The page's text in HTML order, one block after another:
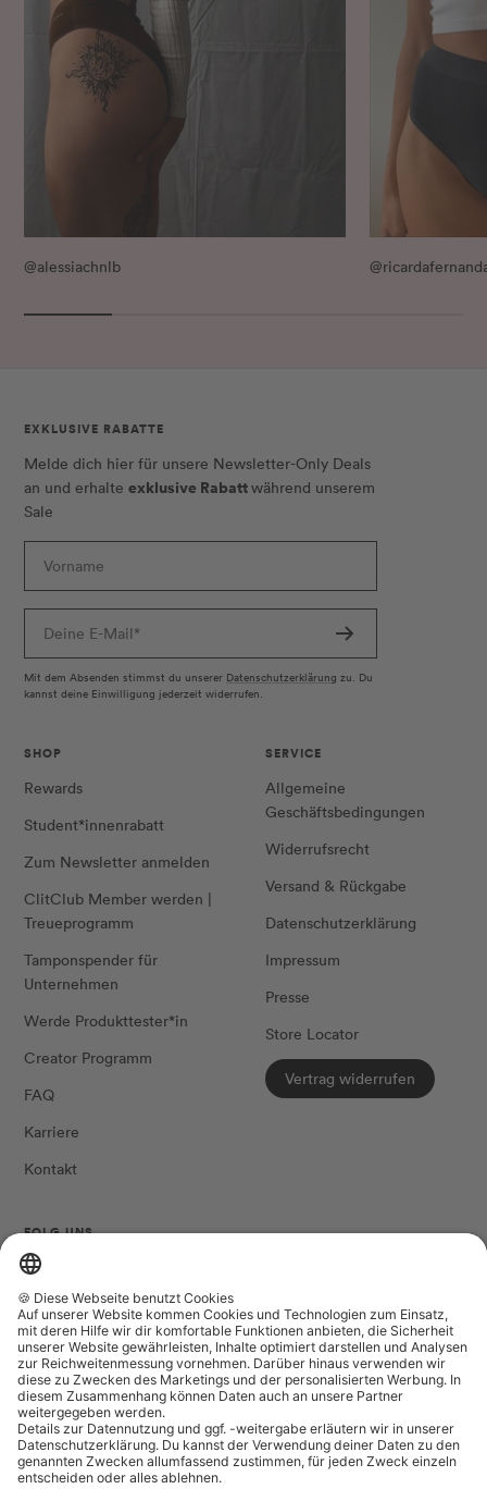
@alessiachnlb
EXKLUSIVE RABATTE
Melde dich hier für unsere Newsletter-Only Deals
an und erhalte exklusive Rabattwährend unserem
Sale
Vorname
Deine E-Mail*
Mit dem Absenden stimmst du unserer Datenschutzerklärung zu. Du
kannst deine Einwilligung jederzeit widerrufen.
SHOP
Rewards
Student*innenrabatt
Zum Newsletter anmelden
ClitClub Member werden |
Treueprogramm
Tamponspender für
Unternehmen
Werde Produkttester*in
Creator Programm
FAQ
Karriere
Kontakt
SERVICE
Allgemeine
Geschäftsbedingungen
Widerrufsrecht
Versand & Rückgabe
Datenschutzerklärung
Impressum
Presse
Store Locator
Vertrag widerrufen
FOLG UNS
Land/Region
Niederlande (EUR €) Sprache
Deutsch
The Female Company Datenschutzeinstellungen